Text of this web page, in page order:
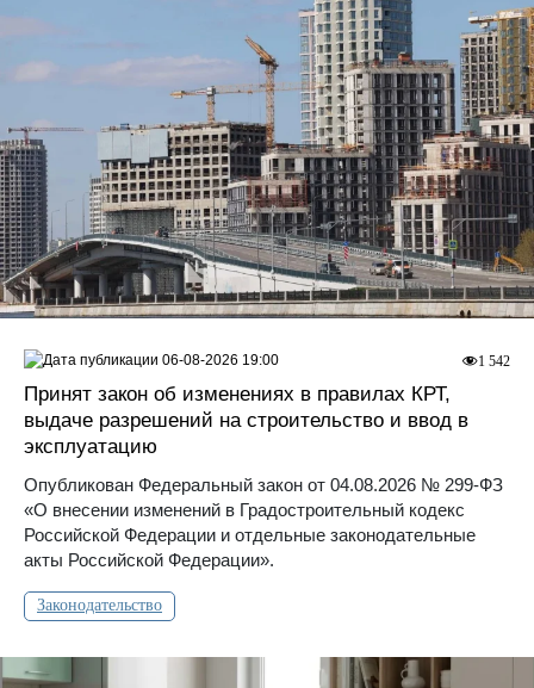
Принят закон об изменениях в правилах КРТ,
выдаче разрешений на строительство и ввод в
эксплуатацию
Опубликован Федеральный закон от 04.08.2026 № 299-ФЗ
«О внесении изменений в Градостроительный кодекс
Российской Федерации и отдельные законодательные
акты Российской Федерации».
Законодательство
1 542
06-08-2026 19:00